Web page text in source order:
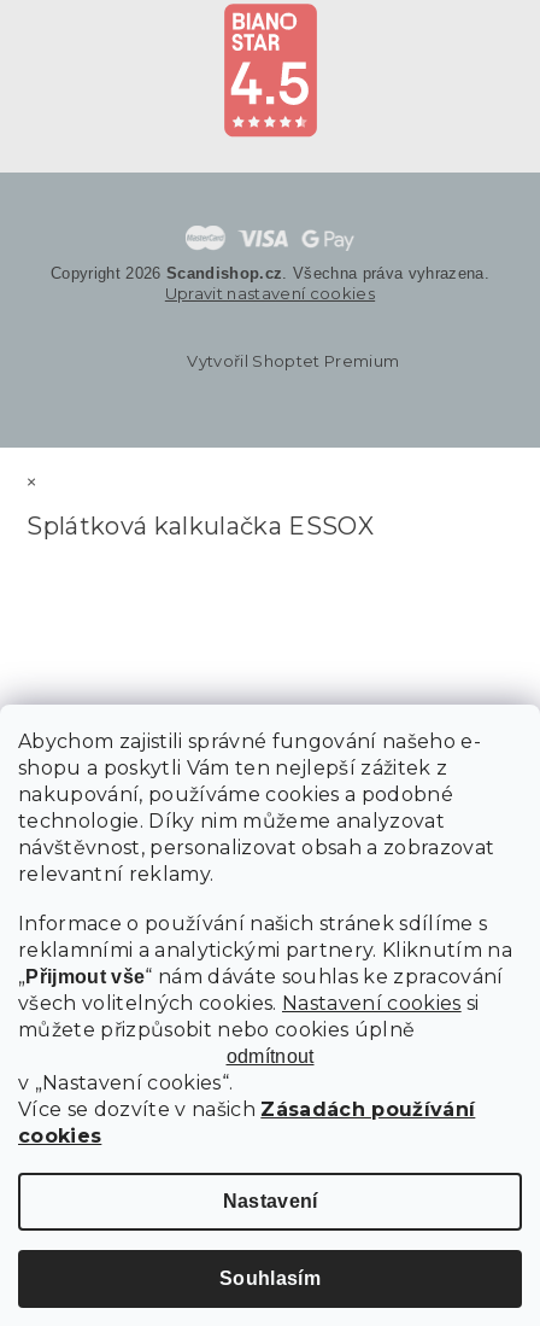
Abychom zajistili správné fungování našeho e-
shopu a poskytli Vám ten nejlepší zážitek z
nakupování, používáme cookies a podobné
technologie. Díky nim můžeme analyzovat
návštěvnost, personalizovat obsah a zobrazovat
relevantní reklamy.
Informace o používání našich stránek sdílíme s
reklamními a analytickými partnery. Kliknutím na
„Přijmout vše“ nám dáváte souhlas ke zpracování
všech volitelných cookies. Nastavení cookies si
můžete přizpůsobit nebo cookies úplně
odmítnout
v „Nastavení cookies“.
Více se dozvíte v našich Zásadách používání
cookies
Nastavení
Souhlasím
Vytvořil Shoptet Premium
Copyright 2026 Scandishop.cz . Všechna práva vyhrazena.
Upravit nastavení cookies
×
Splátková kalkulačka ESSOX